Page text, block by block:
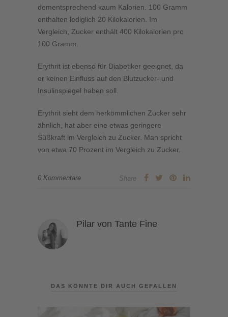
dementsprechend kaum Kalorien. 100 Gramm
enthalten lediglich 20 Kilokalorien. Im
Vergleich, Zucker enthält 400 Kilokalorien pro
100 Gramm.
Erythrit ist ebenso für Diabetiker geeignet, da
er keinen Einfluss auf den Blutzucker- und
Insulinspiegel haben soll.
Erythrit sieht dem herkömmlichen Zucker sehr
ähnlich, hat aber eine etwas geringere
Süßkraft im Vergleich zu Zucker. Man spricht
von etwa 70 Prozent im Vergleich zu Zucker.
0 Kommentare Share
Pilar von Tante Fine
DAS KÖNNTE DIR AUCH GEFALLEN